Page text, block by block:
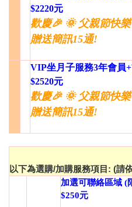
$2220元
歡慶🎉 🌞 父親節快
贈送簡訊15通!
VIP坐月子服務3年會員
$2520元
歡慶🎉 🌞 父親節快
贈送簡訊15通!
以下為選購/加購服務項目: (請
加選可聯絡區域 (
$250元